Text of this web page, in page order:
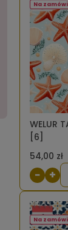
WELUR
[6]
54,00 zł
Na
− +
Na